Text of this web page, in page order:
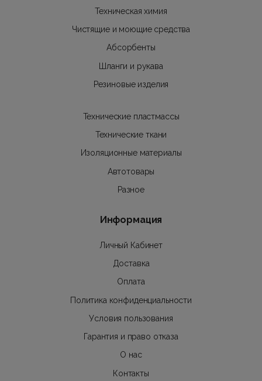
Техническая химия
Чистящие и моющие средства
Абсорбенты
Шланги и рукава
Резиновые изделия
Технические пластмассы
Технические ткани
Изоляционные материалы
Автотовары
Разное
Информация
Личный Кабинет
Доставка
Оплата
Политика конфиденциальности
Условия пользования
Гарантия и право отказа
О нас
Контакты